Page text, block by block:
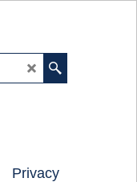
Privacy